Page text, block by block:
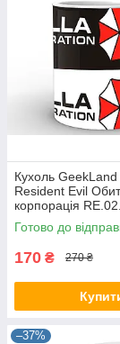
Кухоль GeekLand
Resident Evil
корпорація
Готово до
170 ₴ 270 ₴
–37%